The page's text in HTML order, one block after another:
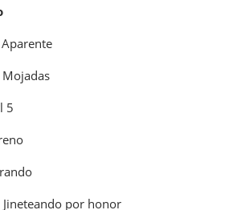
Mojadas
5
Jineteando por honor